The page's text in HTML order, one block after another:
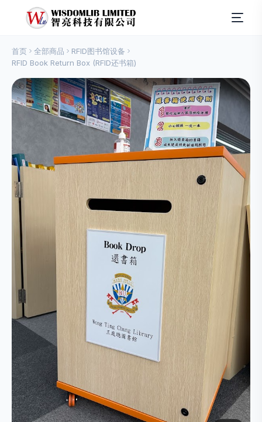
首页 全部商品
RFID图书馆设备
RFID Book Return Box (RFID还书箱)